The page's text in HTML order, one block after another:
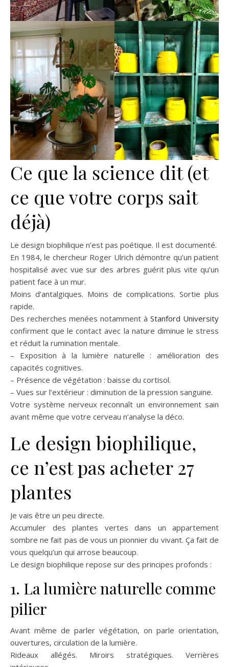
Ce que la science dit (et
ce que votre corps sait
déjà)
Le design biophilique n’est pas poétique. Il est documenté.
En 1984, le chercheur Roger Ulrich démontre qu’un patient
hospitalisé avec vue sur des arbres guérit plus vite qu’un
patient face à un mur.
Moins d’antalgiques. Moins de complications. Sortie plus
rapide.
Des recherches menées notamment à Stanford University
confirment que le contact avec la nature diminue le stress
et réduit la rumination mentale.
– Exposition à la lumière naturelle : amélioration des
capacités cognitives.
– Présence de végétation : baisse du cortisol.
– Vues sur l’extérieur : diminution de la pression sanguine.
Votre système nerveux reconnaît un environnement sain
avant même que votre cerveau n’analyse la déco.
Le design biophilique,
ce n’est pas acheter 27
plantes
Je vais être un peu directe.
Accumuler des plantes vertes dans un appartement
sombre ne fait pas de vous un pionnier du vivant. Ça fait de
vous quelqu’un qui arrose beaucoup.
Le design biophilique repose sur des principes profonds :
1. La lumière naturelle comme
pilier
Avant même de parler végétation, on parle orientation,
ouvertures, circulation de la lumière.
Rideaux allégés. Miroirs stratégiques. Verrières